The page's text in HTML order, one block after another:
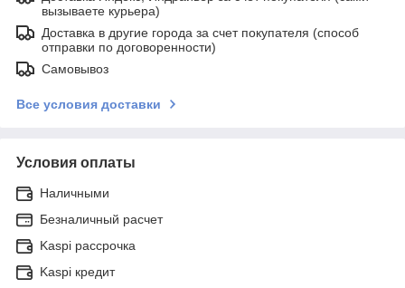
вызываете курьера)
Доставка в другие города за счет покупателя (способ
отправки по договоренности)
Самовывоз
Все условия доставки
Условия оплаты
Наличными
Безналичный расчет
Kaspi рассрочка
Kaspi кредит